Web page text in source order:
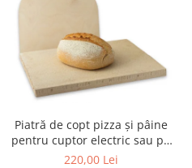
Piatră de copt pizza și pâine
pentru cuptor electric sau pe
gaz – set cu paletă din lemn
220,00 Lei